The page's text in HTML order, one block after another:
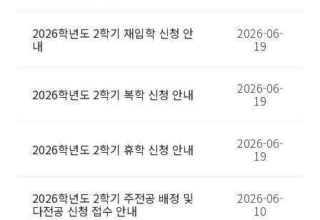
2026학년도 2학기 재입학 신청 안
내
2026-06-
19
2026학년도 2학기 복학 신청 안내 2026-06-
19
2026학년도 2학기 휴학 신청 안내 2026-06-
19
2026학년도 2학기 주전공 배정 및
다전공 신청 접수 안내
2026-06-
10